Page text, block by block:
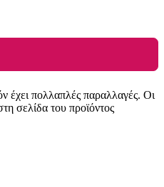
έχει πολλαπλές παραλλαγές. Οι
σελίδα του προϊόντος